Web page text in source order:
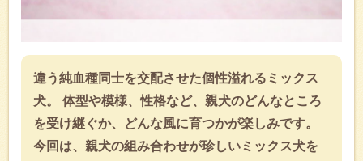
違う純血種同士を交配させた個性溢れるミックス
犬。 体型や模様、性格など、親犬のどんなところ
を受け継ぐか、どんな風に育つかが楽しみです。
今回は、親犬の組み合わせが珍しいミックス犬を